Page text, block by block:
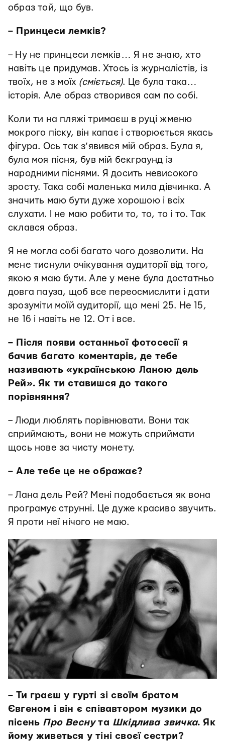
образ той, що був.
– Принцеси лемків?
– Ну не принцеси лемків… Я не знаю, хто
навіть це придумав. Хтось із журналістів, із
твоїх, не з моїх (сміється). Це була така…
історія. Але образ створився сам по собі.
Коли ти на пляжі тримаєш в руці жменю
мокрого піску, він капає і створюється якась
фігура. Ось так з’явився мій образ. Була я,
була моя пісня, був мій бекграунд із
народними піснями. Я досить невисокого
зросту. Така собі маленька мила дівчинка. А
значить маю бути дуже хорошою і всіх
слухати. І не маю робити то, то, то і то. Так
склався образ.
Я не могла собі багато чого дозволити. На
мене тиснули очікування аудиторії від того,
якою я маю бути. Але у мене була достатньо
довга пауза, щоб все переосмислити і дати
зрозуміти моїй аудиторії, що мені 25. Не 15,
не 16 і навіть не 12. От і все.
– Після появи останньої фотосесії я
бачив багато коментарів, де тебе
називають «українською Ланою дель
Рей». Як ти ставишся до такого
порівняння?
– Люди люблять порівнювати. Вони так
сприймають, вони не можуть сприймати
щось нове за чисту монету.
– Але тебе це не ображає?
– Лана дель Рей? Мені подобається як вона
програмує струнні. Це дуже красиво звучить.
Я проти неї нічого не маю.
– Ти граєш у гурті зі своїм братом
Євгеном і він є співавтором музики до
пісень Про Веснута Шкідлива звичка. Як
йому живеться у тіні своєї сестри?